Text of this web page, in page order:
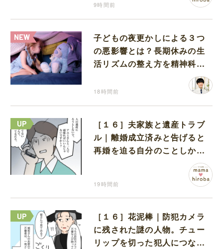
9時間前
子どもの夜更かしによる３つ
の悪影響とは？長期休みの生
活リズムの整え方を精神科医
18時間前
［１６］夫家族と遺産トラブ
ル｜離婚成立済みと告げると
再婚を迫る自分のことしか考
19時間前
［１６］花泥棒｜防犯カメラ
に残された謎の人物。チュー
リップを切った犯人につなが